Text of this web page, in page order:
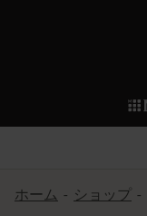
ホーム ショップ